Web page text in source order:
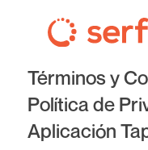
Términos y
Política de
Aplicación